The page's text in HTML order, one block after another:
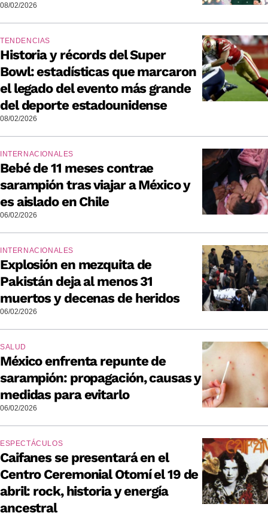
08/02/2026
TENDENCIAS
Historia y récords del Super
Bowl: estadísticas que marcaron
el legado del evento más grande
del deporte estadounidense
08/02/2026
INTERNACIONALES
Bebé de 11 meses contrae
sarampión tras viajar a México y
es aislado en Chile
06/02/2026
INTERNACIONALES
Explosión en mezquita de
Pakistán deja al menos 31
muertos y decenas de heridos
06/02/2026
SALUD
México enfrenta repunte de
sarampión: propagación, causas y
medidas para evitarlo
06/02/2026
ESPECTÁCULOS
Caifanes se presentará en el
Centro Ceremonial Otomí el 19 de
abril: rock, historia y energía
ancestral